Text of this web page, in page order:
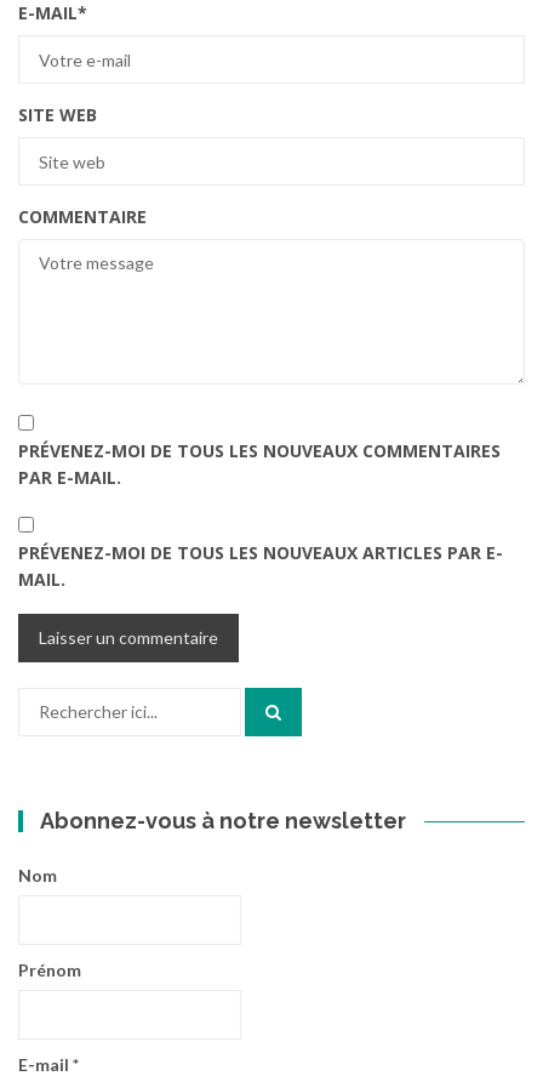
E-MAIL*
SITE WEB
COMMENTAIRE
PRÉVENEZ-MOI DE TOUS LES NOUVEAUX COMMENTAIRES
PAR E-MAIL.
PRÉVENEZ-MOI DE TOUS LES NOUVEAUX ARTICLES PAR E-
MAIL.
Abonnez-vous à notre newsletter
Nom
Prénom
E-mail *